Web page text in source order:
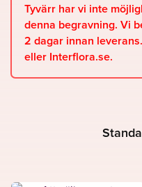
Tyvärr har vi inte
denna begravning. Vi
2 dagar innan
eller Interflora.se.